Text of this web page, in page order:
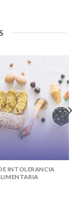
INTOLERANCIA